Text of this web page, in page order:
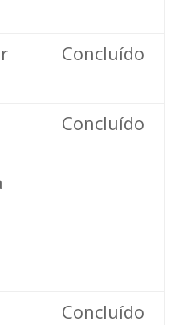
Concluído
Concluído
Concluído